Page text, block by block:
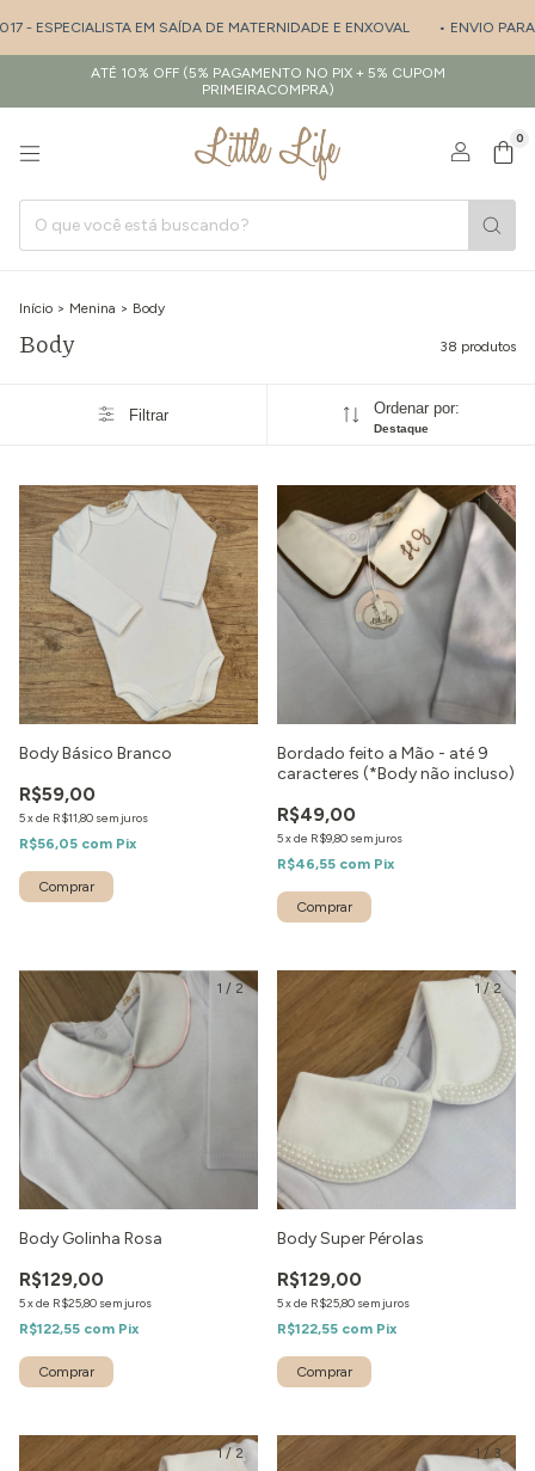
EM SAÍDA DE MATERNIDADE E ENXOVAL • ENVIO PARA TODO
ATÉ 10% OFF (5% PAGAMENTO NO PIX + 5% CUPOM
PRIMEIRACOMPRA)
0
Início > Menina > Body
Body 38 produtos
Filtrar Ordenar por:
Destaque
Body Básico Branco
R$59,00
5xde R$11,80 sem juros
R$56,05 com Pix
Comprar
1 /7
Bordado feito a Mão - até 9
caracteres (*Body não incluso)
R$49,00
5xde R$9,80 sem juros
R$46,55 com Pix
1 / 2
Body Golinha Rosa
R$129,00
5xde R$25,80 sem juros
R$122,55 com Pix
1 /2
Body Super Pérolas
R$129,00
5xde R$25,80 sem juros
R$122,55 com Pix
1/2 1 / 3